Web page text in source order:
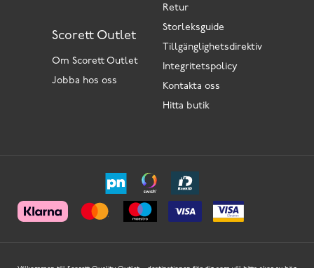
Retur
Storleksguide
Tillgänglighetsdirektiv
Integritetspolicy
Kontakta oss
Hitta butik
Scorett Outlet
Om Scorett Outlet
Jobba hos oss